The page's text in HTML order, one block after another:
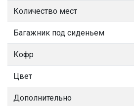
Количество мест
Багажник под сиденьем
Кофр
Цвет
Дополнительно